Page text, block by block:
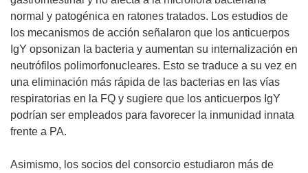
normal y patogénica en ratones tratados. Los estudios de
los mecanismos de acción señalaron que los anticuerpos
IgY opsonizan la bacteria y aumentan su internalización en
neutrófilos polimorfonucleares. Esto se traduce a su vez en
una eliminación más rápida de las bacterias en las vías
respiratorias en la FQ y sugiere que los anticuerpos IgY
podrían ser empleados para favorecer la inmunidad innata
frente a PA.
Asimismo, los socios del consorcio estudiaron más de